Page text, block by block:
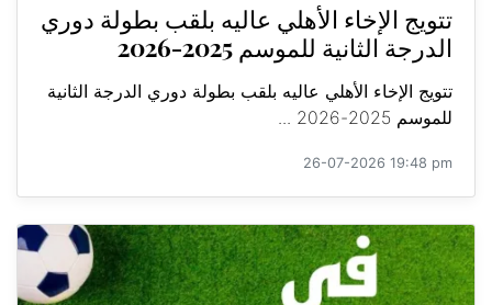
تتويج الإخاء الأهلي عاليه بلقب بطولة دوري
الدرجة الثانية للموسم 2025-2026
تتويج الإخاء الأهلي عاليه بلقب بطولة دوري الدرجة الثانية
للموسم 2025-2026 ...
26-07-2026 19:48 pm